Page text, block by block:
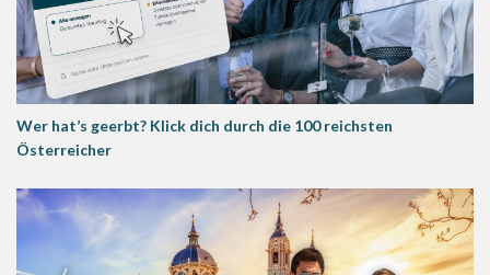
Wer hat’s geerbt? Klick dich durch die 100 reichsten
Österreicher